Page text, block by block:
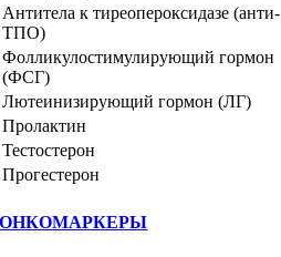
Антитела к тиреопероксидазе (анти-
ТПО)
Фолликулостимулирующий гормон
(ФСГ)
Лютеинизирующий гормон (ЛГ)
Пролактин
Тестостерон
Прогестерон
ОНКОМАРКЕРЫ